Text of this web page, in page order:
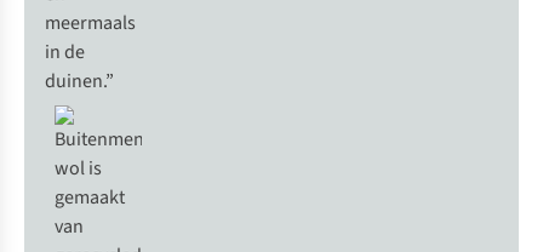
meermaals
in de
duinen.”